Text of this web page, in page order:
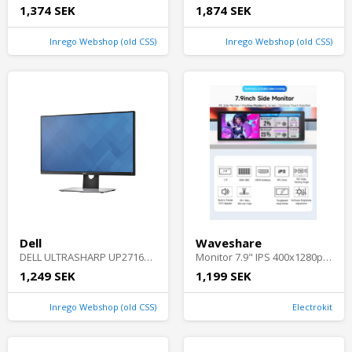
1,374 SEK
Inrego Webshop (old CSS)
1,874 SEK
Inrego Webshop (old CSS)
Dell
DELL ULTRASHARP UP2716D | 27" | 2560 x 1440 | Bra skick | Dell
1,249 SEK
Inrego Webshop (old CSS)
Waveshare
Monitor 7.9" IPS 400x1280px with HDMI
1,199 SEK
Electrokit